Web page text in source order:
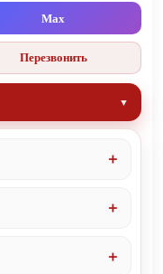
Max
Перезвонить